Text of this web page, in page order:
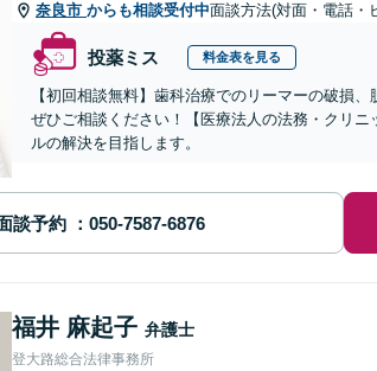
奈良市 からも相談受付中面談方法(対面・電話・
投薬ミス 料金表を見る
【初回相談無料】歯科治療でのリーマーの破損
ぜひご相談ください！【医療法人の法務・クリ
ルの解決を目指します。
談予約
福井 麻起子 弁護士
登大路総合法律事務所